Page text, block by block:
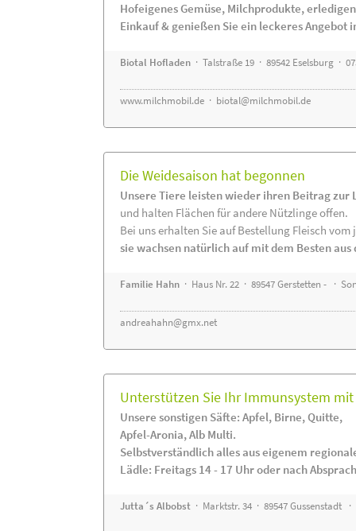
Hofeigenes Gemüse, Milchprodukte,
Einkauf & genießen Sie ein leckeres Angebot
Biotal Hofladen · Talstraße 19 · 89542 Eselsburg ·
www.milchmobil.de · biotal@milchmobil.de
Die Weidesaison hat begonnen
Unsere Tiere leisten wieder ihren Beitrag zur
und halten Flächen für andere Nützlinge offen.
Bei uns erhalten Sie auf Bestellung Fleisch
sie wachsen natürlich auf mit dem Besten aus
Familie Hahn · Haus Nr. 22 · 89547 Gerstetten - ·
andreahahn@gmx.net
Unterstützen Sie Ihr Immunsystem
Unsere sonstigen Säfte: Apfel, Birne, Quitte,
Apfel-Aronia, Alb Multi.
Selbstverständlich alles aus eigenem
Lädle: Freitags 14 - 17 Uhr oder nach
Jutta´s Albobst · Marktstr. 34 · 89547 Gussenstadt ·